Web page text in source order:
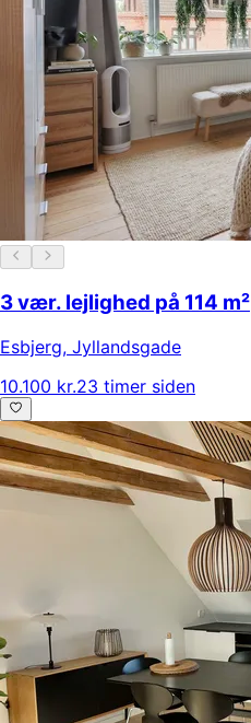
3 vær. lejlighed på 114 m²
Esbjerg, Jyllandsgade
10.100 kr.23 timer siden